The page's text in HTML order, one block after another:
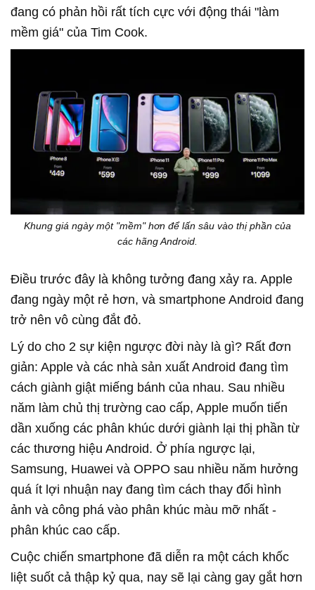
đang có phản hồi rất tích cực với động thái "làm
mềm giá" của Tim Cook.
Khung giá ngày một "mềm" hơn để lấn sâu vào thị phần của
các hãng Android.
Điều trước đây là không tưởng đang xảy ra. Apple
đang ngày một rẻ hơn, và smartphone Android đang
trở nên vô cùng đắt đỏ.
Lý do cho 2 sự kiện ngược đời này là gì? Rất đơn
giản: Apple và các nhà sản xuất Android đang tìm
cách giành giật miếng bánh của nhau. Sau nhiều
năm làm chủ thị trường cao cấp, Apple muốn tiến
dần xuống các phân khúc dưới giành lại thị phần từ
các thương hiệu Android. Ở phía ngược lại,
Samsung, Huawei và OPPO sau nhiều năm hưởng
quá ít lợi nhuận nay đang tìm cách thay đổi hình
ảnh và công phá vào phân khúc màu mỡ nhất -
phân khúc cao cấp.
Cuộc chiến smartphone đã diễn ra một cách khốc
liệt suốt cả thập kỷ qua, nay sẽ lại càng gay gắt hơn